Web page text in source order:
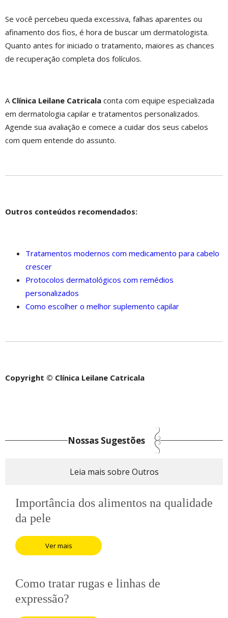
Se você percebeu queda excessiva, falhas aparentes ou
afinamento dos fios, é hora de buscar um dermatologista.
Quanto antes for iniciado o tratamento, maiores as chances
de recuperação completa dos folículos.
A Clínica Leilane Catricala conta com equipe especializada
em dermatologia capilar e tratamentos personalizados.
Agende sua avaliação e comece a cuidar dos seus cabelos
com quem entende do assunto.
Outros conteúdos recomendados:
Tratamentos modernos com medicamento para cabelo
crescer
Protocolos dermatológicos com remédios
personalizados
Como escolher o melhor suplemento capilar
Copyright © Clínica Leilane Catricala
Nossas Sugestões
Leia mais sobre Outros
Importância dos alimentos na qualidade
da pele
Ver mais
Como tratar rugas e linhas de
expressão?